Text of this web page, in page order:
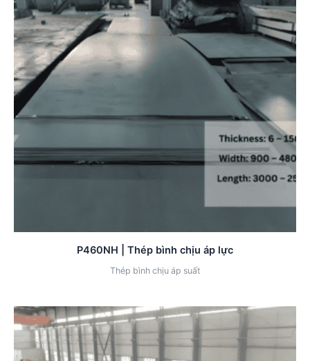
P460NH | Thép bình chịu áp lực
Thép bình chịu áp suất